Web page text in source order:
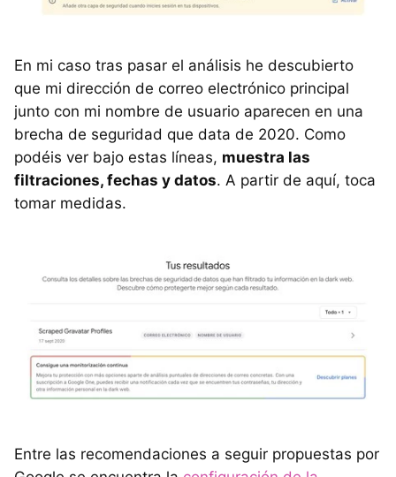
En mi caso tras pasar el análisis he descubierto
que mi dirección de correo electrónico principal
junto con mi nombre de usuario aparecen en una
brecha de seguridad que data de 2020. Como
podéis ver bajo estas líneas, muestra las
filtraciones, fechas y datos. A partir de aquí, toca
tomar medidas.
Entre las recomendaciones a seguir propuestas por